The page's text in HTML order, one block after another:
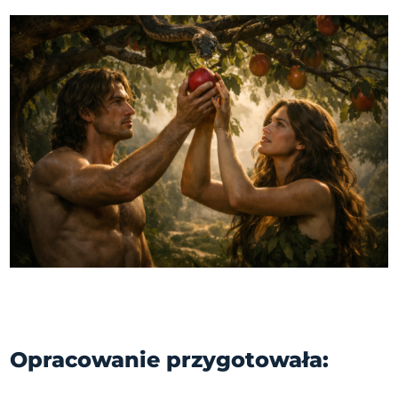
Opracowanie przygotowała: